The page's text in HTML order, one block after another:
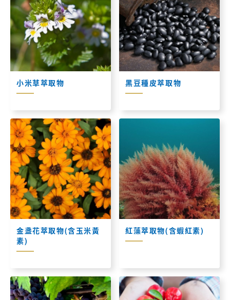
小米草萃取物 黑豆種皮萃取物
金盞花萃取物(含玉米黃
素)
紅藻萃取物(含蝦紅素)